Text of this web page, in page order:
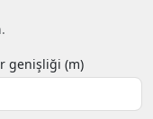
genişliği (m)